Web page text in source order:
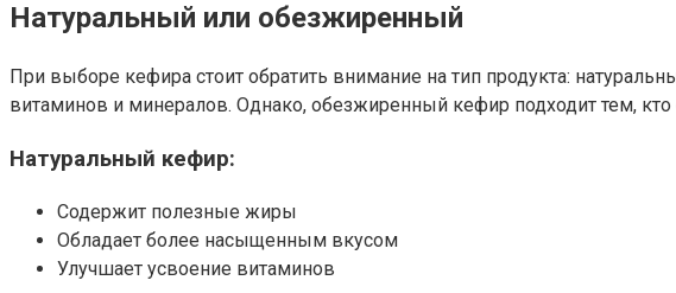
Натуральный или обезжиренный
При выборе кефира стоит обратить внимание на тип продукта:
витаминов и минералов. Однако, обезжиренный кефир подходит тем,
Натуральный кефир:
Содержит полезные жиры
Обладает более насыщенным вкусом
Улучшает усвоение витаминов